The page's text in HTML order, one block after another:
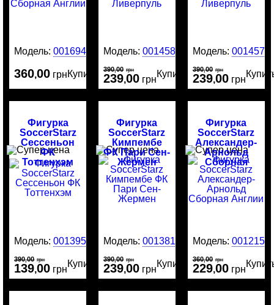
Модель:0016946
360,00 грнКупить
Модель:0014581
390,00 грн
239,00 грн
Купить
Модель: 0014577
390,00 грн
239,00 грн
Фигурка
SoccerStarz
Сессеньон
ФК
Тоттенхэм
Модель:0013951
390,00 грн
139,00 грн
Купить
Фигурка
SoccerStarz
Кимпембе
ФК Пари Сен-
Жермен
Модель:0013813
390,00 грн
239,00 грн
Купить
Фигурка
SoccerStarz
Александер-
Арнольд
Сборная
Англии
Модель: 0012159
360,00 грн
229,00 грн